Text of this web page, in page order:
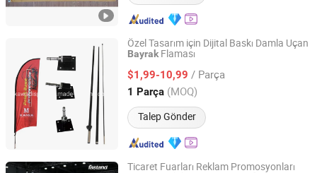
Özel Tasarım için Dijital Baskı Damla Uçan
BayrakFlaması
$1,99-10,99 / Parça
1 Parça (MOQ)
Talep Gönder
Weihai Kawa Composite Products Co., Ltd.
Shandong, China Fiyat 2011
Ticaret Fuarları Reklam Promosyonları